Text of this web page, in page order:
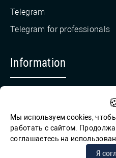
Telegram
Telegram for professionals
Information
Feedback for reports of
© СПб ГБУК ГСЦБС, 2012-
Мы используем cookies,
работать с сайтом.
соглашаетесь на
Я